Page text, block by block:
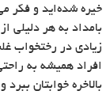
بامداد به هر دلیلی
زیادی در رختخواب
افراد همیشه به
بالاخره خوابتان